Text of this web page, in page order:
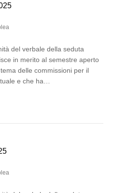
del verbale della seduta
in merito al semestre aperto
delle commissioni per il
e che ha…